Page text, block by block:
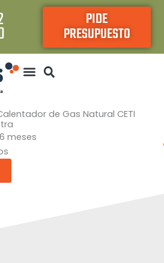
PIDE
PRESUPUESTO
de Gas Natural CETI
meses